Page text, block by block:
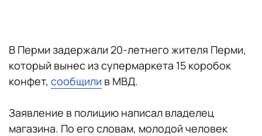
В Перми задержали 20-летнего жителя Перми,
который вынес из супермаркета 15 коробок
конфет, сообщили в МВД.
Заявление в полицию написал владелец
магазина. По его словам, молодой человек